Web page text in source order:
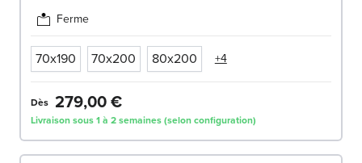
Ferme
70x190 70x200 80x200 +4
Dès 279,00 €
Livraison sous 1 à 2 semaines (selon configuration)